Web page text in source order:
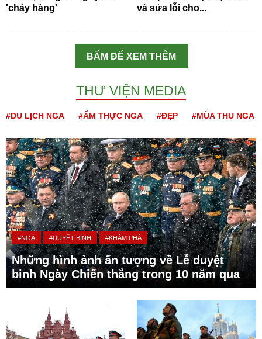
'cháy hàng'
và sửa lỗi cho...
BẤM ĐỂ XEM THÊM
THƯ VIỆN MEDIA
#DU LỊCH NGA #ẨM THỰC NGA #ĐẸP #MÙA THU NGA
#NGA #DUYỆT BINH #KHÁM PHÁ
Những hình ảnh ấn tượng về Lễ duyệt
binh Ngày Chiến thắng trong 10 năm qua